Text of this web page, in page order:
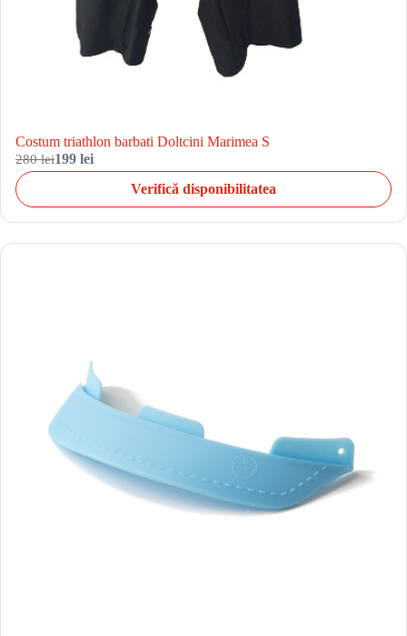
Costum triathlon barbati Doltcini Marimea S
280 lei199 lei
Verifică disponibilitatea